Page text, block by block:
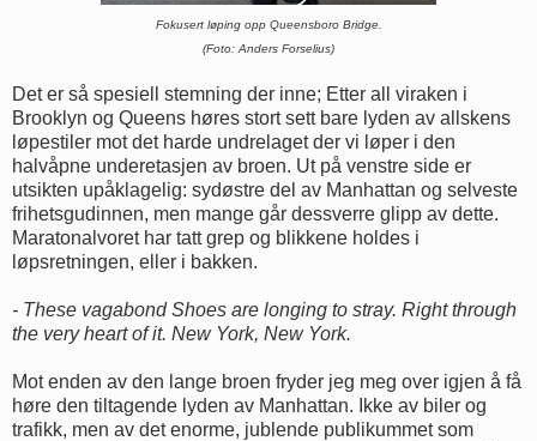
Fokusert løping opp Queensboro Bridge.
(Foto: Anders Forselius)
Det er så spesiell stemning der inne; Etter all viraken i
Brooklyn og Queens høres stort sett bare lyden av allskens
løpestiler mot det harde undrelaget der vi løper i den
halvåpne underetasjen av broen. Ut på venstre side er
utsikten upåklagelig: sydøstre del av Manhattan og selveste
frihetsgudinnen, men mange går dessverre glipp av dette.
Maratonalvoret har tatt grep og blikkene holdes i
løpsretningen, eller i bakken.
- These vagabond Shoes are longing to stray. Right through
the very heart of it. New York, New York.
Mot enden av den lange broen fryder jeg meg over igjen å få
høre den tiltagende lyden av Manhattan. Ikke av biler og
trafikk, men av det enorme, jublende publikummet som